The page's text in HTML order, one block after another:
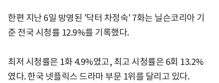
한편 지난 6일 방영된 '닥터 차정숙' 7화는 닐슨코리아 기
준 전국 시청률 12.9%를 기록했다.
최저 시청률은 1화 4.9%였고, 최고 시청률은 6회 13.2%
였다. 한국 넷플릭스 드라마 부문 1위를 달리고 있다.